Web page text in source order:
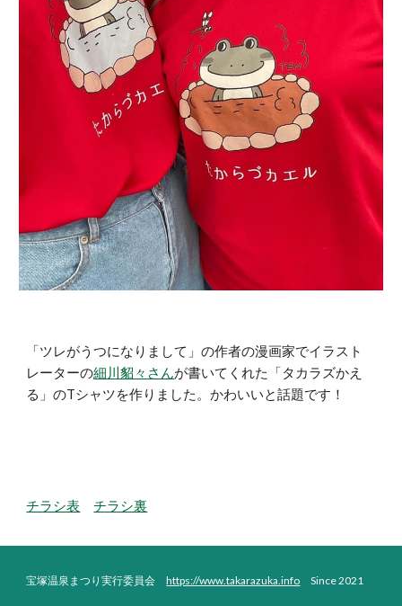
「ツレがうつになりまして」の作者の漫画家でイラスト
レーターの細川貂々さんが書いてくれた「タカラズかえ
る」のTシャツを作りました。かわいいと話題です！
チラシ表 チラシ裏
宝塚温泉まつり実行委員会https://www.takarazuka.info Since 2021